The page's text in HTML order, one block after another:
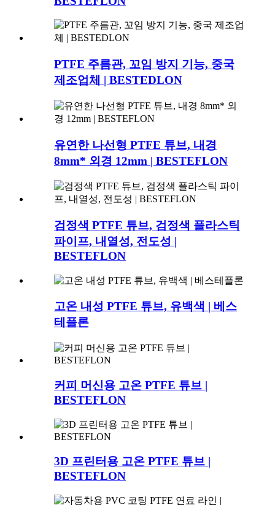
PTFE 주름관, 꼬임 방지 기능, 중국
제조업체 | BESTEDLON
유연한 나선형 PTFE 튜브, 내경
8mm* 외경 12mm | BESTEFLON
검정색 PTFE 튜브, 검정색 플라스틱
파이프, 내열성, 전도성 |
BESTEFLON
고온 내성 PTFE 튜브, 유백색 | 베스
테플론
커피 머신용 고온 PTFE 튜브 |
BESTEFLON
3D 프린터용 고온 PTFE 튜브 |
BESTEFLON